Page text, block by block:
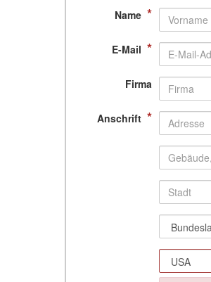
Name *
E-Mail *
Firma
Anschrift *